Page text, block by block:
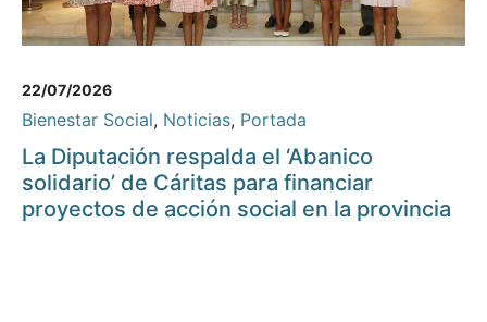
22/07/2026
Bienestar Social, Noticias, Portada
La Diputación respalda el ‘Abanico
solidario’ de Cáritas para financiar
proyectos de acción social en la provincia